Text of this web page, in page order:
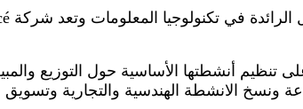
ونسخ الانشطة الهندسية والتجارية